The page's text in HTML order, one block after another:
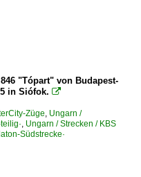
846 "Tópart" von Budapest-
in Siófok. 
Züge, Ungarn /
, Ungarn / Strecken / KBS
Südstrecke·